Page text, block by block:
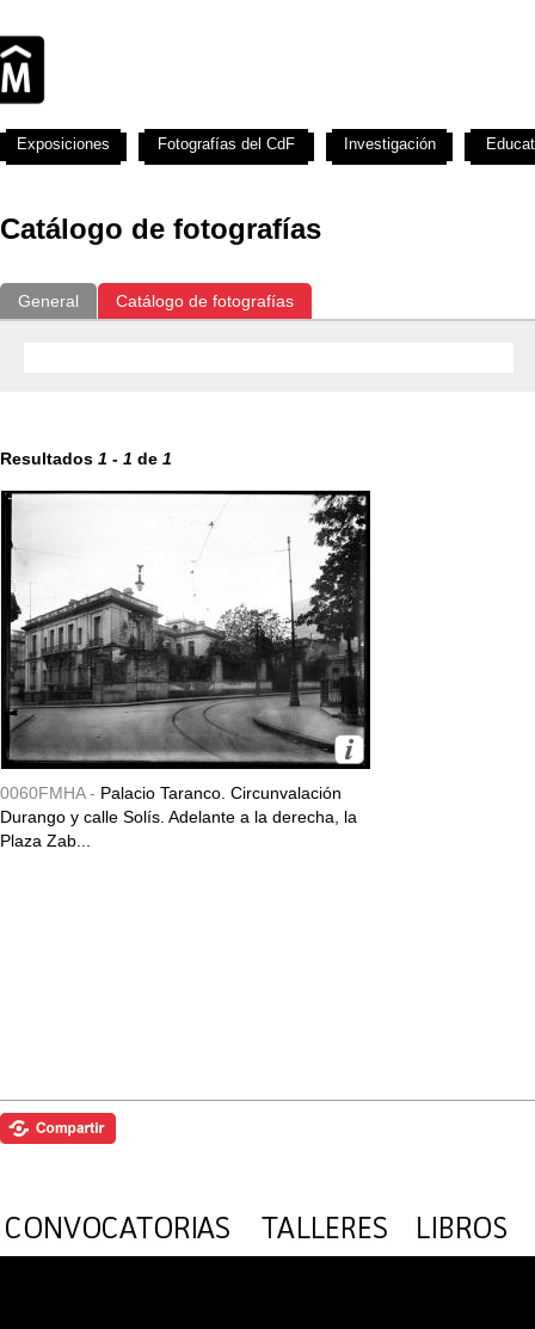
Catálogo de fotografías
General Catálogo de fotografías
Resultados 1 - 1 de 1
0060FMHA - Palacio Taranco. Circunvalación
Durango y calle Solís. Adelante a la derecha, la
Plaza Zab...
Exposiciones Fotografías del CdF Investigación